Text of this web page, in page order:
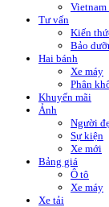
Tư vấn
Kiến
Bảo
Hai bánh
Xe máy
Phân
Khuyến mãi
Ảnh
Người
Sự kiện
Xe mới
Bảng giá
Ô tô
Xe máy
Xe tải